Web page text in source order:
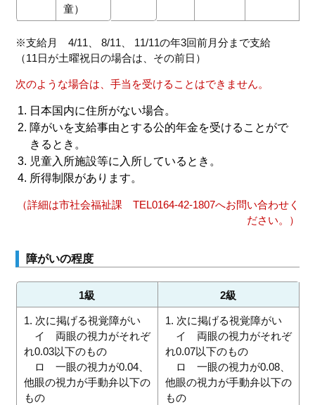
童）
※支給月 4/11、 8/11、 11/11の年3回前月分まで支給
（11日が土曜祝日の場合は、その前日）
次のような場合は、手当を受けることはできません。
日本国内に住所がない場合。
障がいを支給事由とする公的年金を受けることがで
きるとき。
児童入所施設等に入所しているとき。
所得制限があります。
（詳細は市社会福祉課 TEL0164-42-1807へお問い合わせく
ださい。）
障がいの程度
1級 2級
1. 次に掲げる視覚障がい
イ 両眼の視力がそれぞ
れ0.03以下のもの
ロ 一眼の視力が0.04、
他眼の視力が手動弁以下の
もの
1. 次に掲げる視覚障がい
イ 両眼の視力がそれぞ
れ0.07以下のもの
ロ 一眼の視力が0.08、
他眼の視力が手動弁以下の
もの